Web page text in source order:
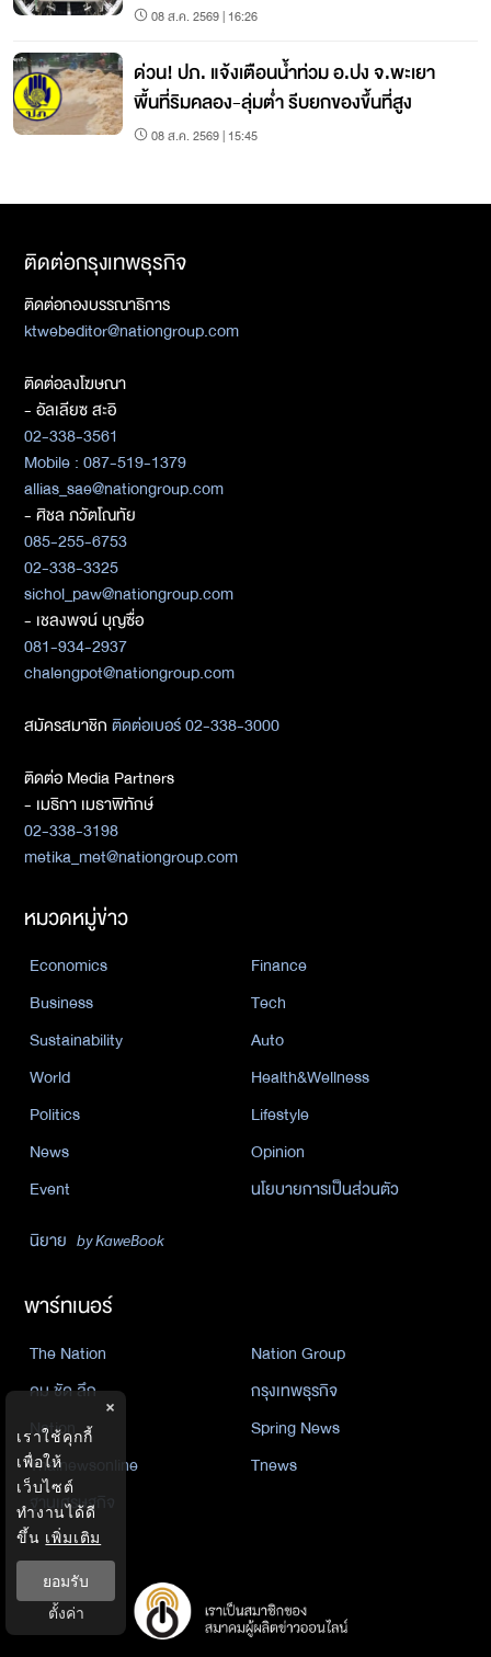
08 ส.ค. 2569 | 16:26
ด่วน! ปภ. แจ้งเตือนน้ำท่วม อ.ปง จ.พะเยา
พื้นที่ริมคลอง-ลุ่มต่ำ รีบยกของขึ้นที่สูง
08 ส.ค. 2569 | 15:45
ติดต่อกรุงเทพธุรกิจ
ติดต่อกองบรรณาธิการ
ktwebeditor@nationgroup.com
ติดต่อลงโฆษณา
- อัลเลียซ สะอิ
02-338-3561
Mobile : 087-519-1379
allias_sae@nationgroup.com
- ศิชล ภวัตโณทัย
085-255-6753
02-338-3325
sichol_paw@nationgroup.com
- เชลงพจน์ บุญซื่อ
081-934-2937
chalengpot@nationgroup.com
สมัครสมาชิกติดต่อเบอร์ 02-338-3000
ติดต่อ Media Partners
- เมธิกา เมธาพิทักษ์
02-338-3198
metika_met@nationgroup.com
หมวดหมู่ข่าว
Economics
Finance
Business
Tech
Sustainability
Auto
World
Health&Wellness
Politics
Lifestyle
News
Opinion
Event
นโยบายการเป็นส่วนตัว
นิยาย by KaweBook
พาร์ทเนอร์
The Nation
Nation Group
คม ชัด ลึก
กรุงเทพธุรกิจ
Nation
Spring News
Thainewsonline
Tnews
ฐานเศรษฐกิจ
×
เราใช้คุกกี้
เพื่อให้
เว็บไซต์
ทำงานได้ดี
ขึ้น เพิ่มเติม
ยอมรับ
ตั้งค่า